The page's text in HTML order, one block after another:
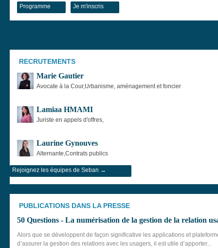
Programme Je m'inscris
RECRUTEMENTS
Marie Gautier
Avocate à la Cour,Urbanisme, aménagement et foncier
Lamiaa HMAMI
Juriste en appels d'offres,
Laurine Gynouves
Alternante,Contrats publics
Rejoignez les équipes de Seban →
PUBLICATIONS DANS LA PRESSE
50 Questions - La numérisation de la gestion de la relation
Alors que se développent de façon significative les applications et
d’assurer la gestion des relations avec les usagers, il est utile d’apporter...